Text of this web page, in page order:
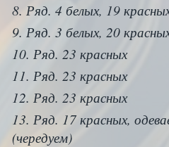
Ряд. 4 белых, 19
Ряд. 3 белых, 20
Ряд. 23 красных
Ряд. 23 красных
Ряд. 23 красных
Ряд. 17 красных,
(чередуем)